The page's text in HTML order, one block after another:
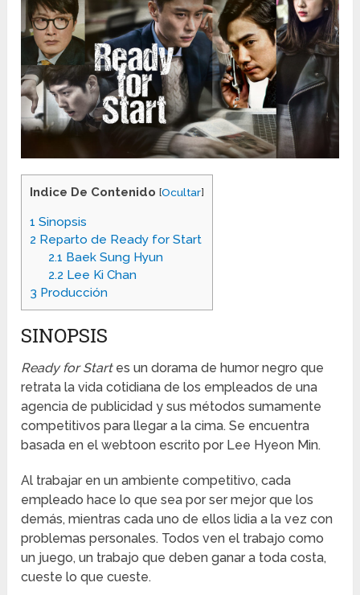
Indice De Contenido [Ocultar]
1 Sinopsis
2 Reparto de Ready for Start
2.1 Baek Sung Hyun
2.2 Lee Ki Chan
3 Producción
SINOPSIS
Ready for Start es un dorama de humor negro que
retrata la vida cotidiana de los empleados de una
agencia de publicidad y sus métodos sumamente
competitivos para llegar a la cima. Se encuentra
basada en el webtoon escrito por Lee Hyeon Min.
Al trabajar en un ambiente competitivo, cada
empleado hace lo que sea por ser mejor que los
demás, mientras cada uno de ellos lidia a la vez con
problemas personales. Todos ven el trabajo como
un juego, un trabajo que deben ganar a toda costa,
cueste lo que cueste.